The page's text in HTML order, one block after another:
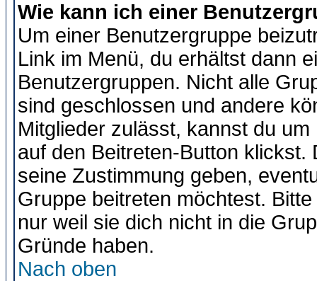
Wie kann ich einer
Um einer Benutzergruppe
Link im Menü, du erhältst dann
Benutzergruppen. Nicht alle
sind geschlossen und andere
Mitglieder zulässt, kannst du
auf den Beitreten-Button
seine Zustimmung geben,
Gruppe beitreten möchtest.
nur weil sie dich nicht in die
Gründe haben.
Nach oben